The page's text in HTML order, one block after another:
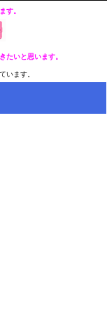
す。
たいと思います。
います。